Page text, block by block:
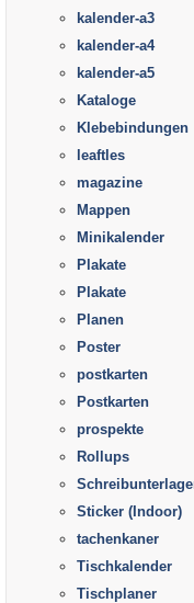
kalender-a3
kalender-a4
kalender-a5
Kataloge
Klebebindungen
leaftles
magazine
Mappen
Minikalender
Plakate
Plakate
Planen
Poster
postkarten
Postkarten
prospekte
Rollups
Sticker (Indoor)
tachenkaner
Tischkalender
Tischplaner